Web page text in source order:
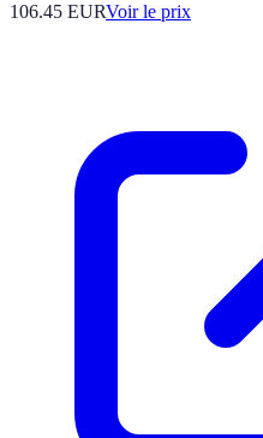
106.45 EURVoir le prix